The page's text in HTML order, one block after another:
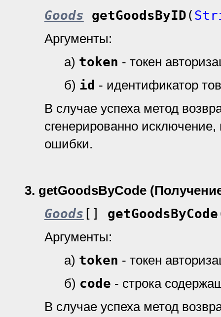
Goods
getGoodsByID (
Аргументы:
а) token - токен
б) id - идентификатор
В случае успеха метод
cгенерированно исключение,
ошибки.
3. getGoodsByCode
Goods [] getGoodsByCode
Аргументы:
а) token - токен
б) code - строка
В случае успеха метод